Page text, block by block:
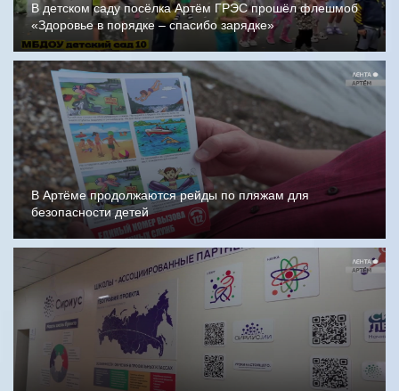
В детском саду посёлка Артём ГРЭС прошёл флешмоб
«Здоровье в порядке – спасибо зарядке»
В Артёме продолжаются рейды по пляжам для
безопасности детей